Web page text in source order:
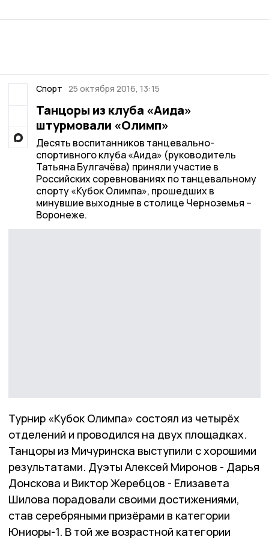
Спорт 25 октября 2016, 13:15
Танцоры из клуба «Аида»
штурмовали «Олимп»
Десять воспитанников танцевально-
спортивного клуба «Аида» (руководитель
Татьяна Булгачёва) приняли участие в
Российских соревнованиях по танцевальному
спорту «Кубок Олимпа», прошедших в
минувшие выходные в столице Черноземья –
Воронеже.
Турнир «Кубок Олимпа» состоял из четырёх
отделений и проводился на двух площадках.
Танцоры из Мичуринска выступили с хорошими
результатами. Дуэты Алексей Миронов - Дарья
Донскова и Виктор Жеребцов - Елизавета
Шилова порадовали своими достижениями,
став серебряными призёрами в категории
Юниоры-1. В той же возрастной категории